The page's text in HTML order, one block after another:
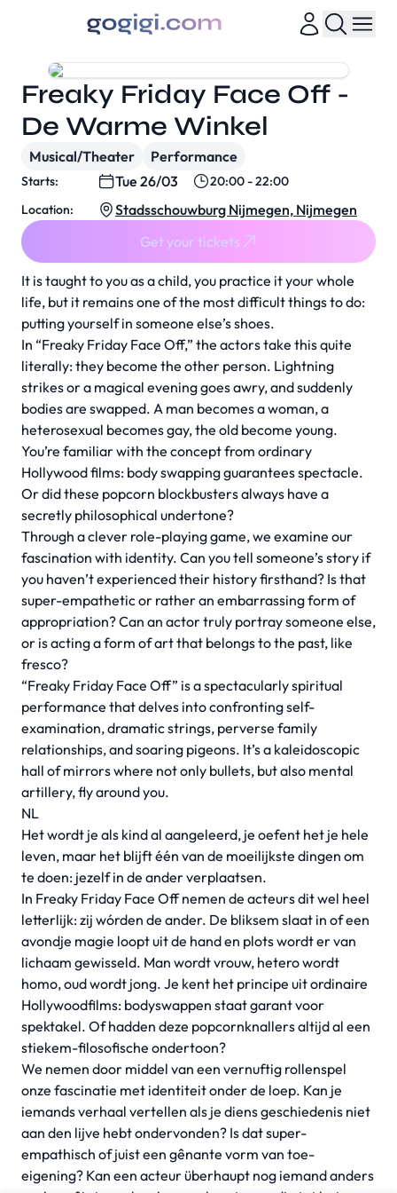
It is taught to you as a child, you practice it your whole
life, but it remains one of the most difficult things to do:
putting yourself in someone else’s shoes.
In “Freaky Friday Face Off,” the actors take this quite
literally: they become the other person. Lightning
strikes or a magical evening goes awry, and suddenly
bodies are swapped. A man becomes a woman, a
heterosexual becomes gay, the old become young.
You’re familiar with the concept from ordinary
Hollywood films: body swapping guarantees spectacle.
Or did these popcorn blockbusters always have a
secretly philosophical undertone?
Through a clever role-playing game, we examine our
fascination with identity. Can you tell someone’s story if
you haven’t experienced their history firsthand? Is that
super-empathetic or rather an embarrassing form of
appropriation? Can an actor truly portray someone else,
or is acting a form of art that belongs to the past, like
fresco?
“Freaky Friday Face Off” is a spectacularly spiritual
performance that delves into confronting self-
examination, dramatic strings, perverse family
relationships, and soaring pigeons. It’s a kaleidoscopic
hall of mirrors where not only bullets, but also mental
artillery, fly around you.
NL
Het wordt je als kind al aangeleerd, je oefent het je hele
leven, maar het blijft één van de moeilijkste dingen om
te doen: jezelf in de ander verplaatsen.
In Freaky Friday Face Offnemen de acteurs dit wel heel
letterlijk: zij wórden de ander. De bliksem slaat in of een
avondje magie loopt uit de hand en plots wordt er van
lichaam gewisseld. Man wordt vrouw, hetero wordt
homo, oud wordt jong. Je kent het principe uit ordinaire
Hollywoodfilms: bodyswappen staat garant voor
spektakel. Of hadden deze popcornknallers altijd al een
stiekem-filosofische ondertoon?
We nemen door middel van een vernuftig rollenspel
onze fascinatie met identiteit onder de loep. Kan je
iemands verhaal vertellen als je diens geschiedenis niet
aan den lijve hebt ondervonden? Is dat super-
empathisch of juist een gênante vorm van toe-
eigening? Kan een acteur überhaupt nog iemand anders
Freaky Friday Face Off -
De Warme Winkel
Musical/Theater Performance
Starts: Tue 26/03
20:00 - 22:00
Location:
Stadsschouwburg Nijmegen, Nijmegen
Get your tickets